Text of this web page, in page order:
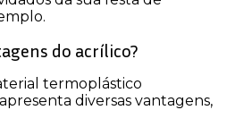
do acrílico?
termoplástico
diversas vantagens,